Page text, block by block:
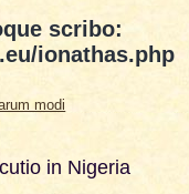
scribo:
ionathas.php
modi
in Nigeria